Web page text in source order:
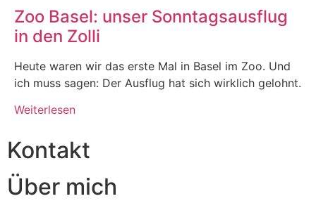
Zoo Basel: unser Sonntagsausflug
in den Zolli
Heute waren wir das erste Mal in Basel im Zoo. Und
ich muss sagen: Der Ausflug hat sich wirklich gelohnt.
Weiterlesen
Kontakt
Über mich